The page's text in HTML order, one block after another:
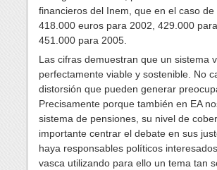
financieros del Inem, que en el caso
418.000 euros para 2002, 429.000
451.000 para 2005.
Las cifras demuestran que un sistema
perfectamente viable y sostenible. No
distorsión que pueden generar
Precisamente porque también en EA
sistema de pensiones, su nivel de
importante centrar el debate en sus
haya responsables políticos
vasca utilizando para ello un tema tan